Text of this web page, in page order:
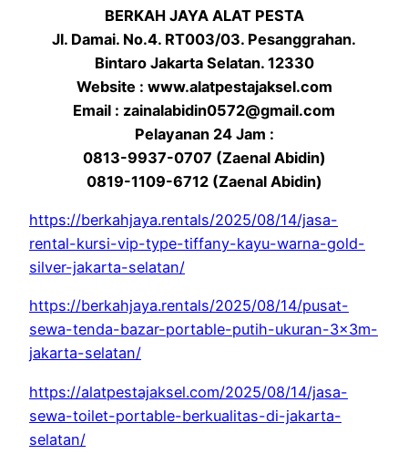
BERKAH JAYA ALAT PESTA
Jl. Damai. No.4. RT003/03. Pesanggrahan.
Bintaro Jakarta Selatan. 12330
Website : www.alatpestajaksel.com
Email : zainalabidin0572@gmail.com
Pelayanan 24 Jam :
0813-9937-0707 (Zaenal Abidin)
0819-1109-6712 (Zaenal Abidin)
https://berkahjaya.rentals/2025/08/14/jasa-
rental-kursi-vip-type-tiffany-kayu-warna-gold-
silver-jakarta-selatan/
https://berkahjaya.rentals/2025/08/14/pusat-
sewa-tenda-bazar-portable-putih-ukuran-3x3m-
jakarta-selatan/
https://alatpestajaksel.com/2025/08/14/jasa-
sewa-toilet-portable-berkualitas-di-jakarta-
selatan/